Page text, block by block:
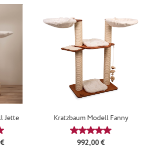
Jette
Bewertung von 5 von 5 Sternen
Kratzbaum Modell Fanny
Durchschnittliche
Regulärer Preis:
992,00 €